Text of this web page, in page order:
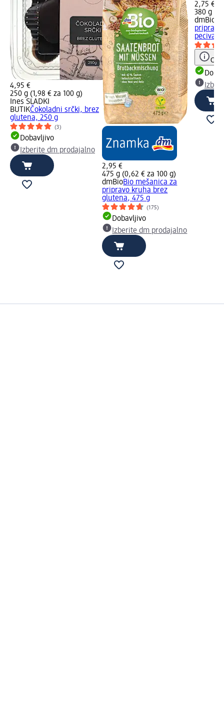
4,95 €
250 g (1,98 € za 100 g)
Ines SLADKI
BUTIKČokoladni srčki, brez
glutena, 250 g
(3)
Dobavljivo
Izberite dm prodajalno
2,95 €
475 g (0,62 € za 100 g)
dmBioBio mešanica za
pripravo kruha brez
glutena, 475 g
(175)
Dobavljivo
Izberite dm prodajalno
2,75 €
380 g
dmBio
pripravo
peciva,